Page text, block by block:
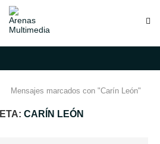
Mensajes marcados con "Carín León"
CARÍN LEÓN